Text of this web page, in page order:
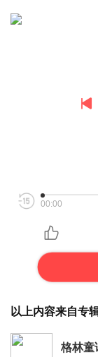
00:00
以上内容来自专
格林童